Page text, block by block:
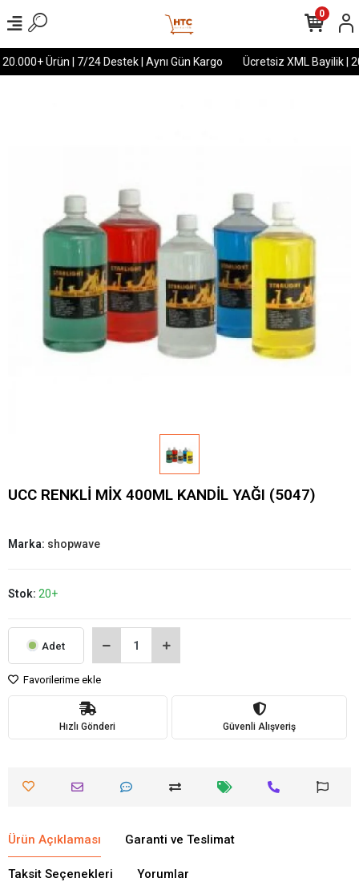
Ürün | 7/24 Destek | Aynı Gün Kargo Ücretsiz XML Bayilik |
0
UCC RENKLİ MİX 400ML KANDİL YAĞI (5047)
Marka: shopwave
Stok: 20+
Adet
Favorilerime ekle
Hızlı Gönderi Güvenli Alışveriş
Ürün Açıklaması Garanti ve Teslimat
Taksit Seçenekleri Yorumlar